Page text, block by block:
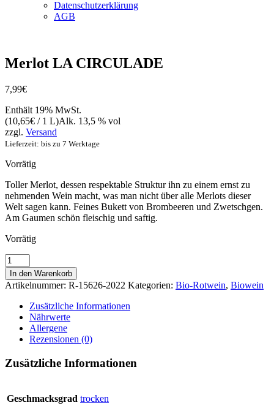
Datenschutzerklärung
AGB
Merlot LA CIRCULADE
7,99€
Enthält 19% MwSt.
(10,65€ / 1 L)Alk. 13,5 % vol
zzgl. Versand
Lieferzeit: bis zu 7 Werktage
Vorrätig
Toller Merlot, dessen respektable Struktur ihn zu einem ernst zu
nehmenden Wein macht, was man nicht über alle Merlots dieser
Welt sagen kann. Feines Bukett von Brombeeren und Zwetschgen.
Am Gaumen schön fleischig und saftig.
Vorrätig
Merlot
LA
CIRCULADE
Menge
In den Warenkorb
Artikelnummer: R-15626-2022 Kategorien: Bio-Rotwein, Biowein
Zusätzliche Informationen
Nährwerte
Allergene
Rezensionen (0)
Zusätzliche Informationen
Geschmacksgrad trocken